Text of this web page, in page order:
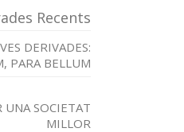
Recents
DERIVADES:
PARA BELLUM
UNA SOCIETAT
MILLOR